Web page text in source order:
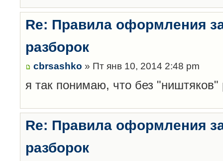
Re: Правила оформления
разборок
cbrsashko » Пт янв 10, 2014 2:48 pm
я так понимаю, что без "ништяков"
Re: Правила оформления
разборок